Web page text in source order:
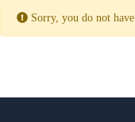
Sorry, you do not